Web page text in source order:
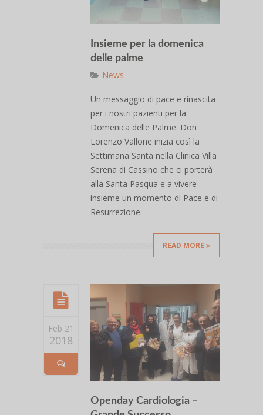
Insieme per la domenica
delle palme
News
Un messaggio di pace e rinascita
per i nostri pazienti per la
Domenica delle Palme. Don
Lorenzo Vallone inizia così la
Settimana Santa nella Clinica Villa
Serena di Cassino che ci porterà
alla Santa Pasqua e a vivere
insieme un momento di Pace e di
Resurrezione.
READ MORE
Feb 21
2018
Openday Cardiologia –